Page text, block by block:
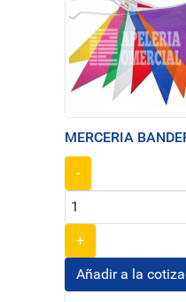
MERCERIA
-
+